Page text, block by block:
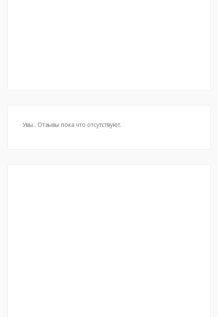
Увы.. Отзывы пока что отсутствуют.